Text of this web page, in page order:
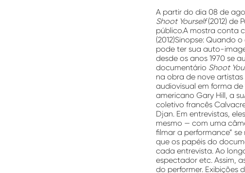
A partir do dia 08 de
Shoot Yourself(2012) de
público.A mostra conta
(2012)Sinopse: Quando
pode ter sua auto-
desde os anos 1970 se
documentário Shoot
na obra de nove
audiovisual em forma
americano Gary Hill, a
coletivo francês
Djan. Em entrevistas,
mesmo — com uma
filmar a performance”
que os papéis do
cada entrevista. Ao
espectador etc. Assim,
do performer. Exibições